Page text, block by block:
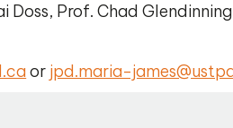
Doss, Prof. Chad
or jpd.maria-